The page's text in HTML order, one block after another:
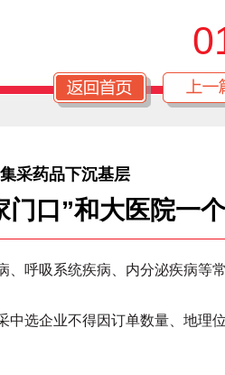
采药品下沉基层
门口”和大医院一
呼吸系统疾病、内分泌疾病等
选企业不得因订单数量、地理